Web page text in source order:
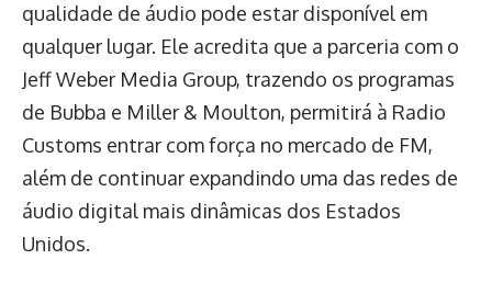
qualidade de áudio pode estar disponível em
qualquer lugar. Ele acredita que a parceria com o
Jeff Weber Media Group, trazendo os programas
de Bubba e Miller & Moulton, permitirá à Radio
Customs entrar com força no mercado de FM,
além de continuar expandindo uma das redes de
áudio digital mais dinâmicas dos Estados
Unidos.